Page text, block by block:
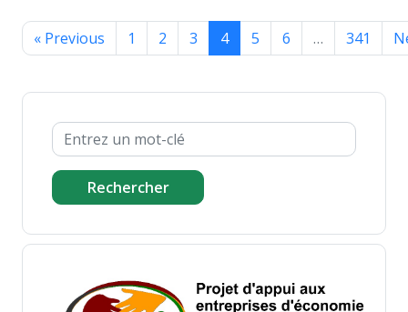
« Previous 1 2 3 4 5 6 … 341
Rechercher